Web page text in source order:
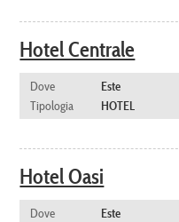
Hotel Centrale
Dove
Este
Tipologia
HOTEL
Hotel Oasi
Dove
Este